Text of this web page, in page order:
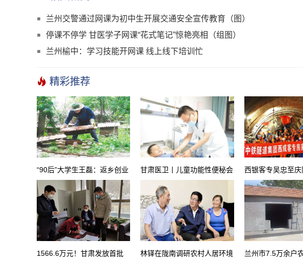
兰州交警通过网课为初中生开展交通安全宣传教育（图）
停课不停学 甘医学子网课“花式笔记”惊艳亮相（组图）
兰州榆中：学习技能开网课 线上线下培训忙
精彩推荐
“90后”大学生王磊：返乡创业
正当时
甘肃医卫丨儿童功能性便秘会
影响智力发育
西银客专吴忠至
态验收阶段
1566.6万元！甘肃发放首批 林铎在陇南调研农村人居环境 兰州市7.5万余户